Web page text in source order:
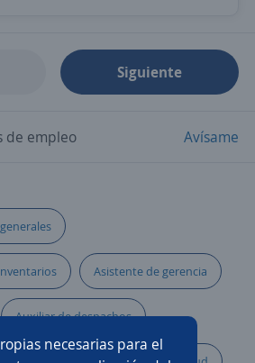
necesarias para el
Siguiente
de empleo Avísame
Asistente de gerencia
Auxiliar de despachos